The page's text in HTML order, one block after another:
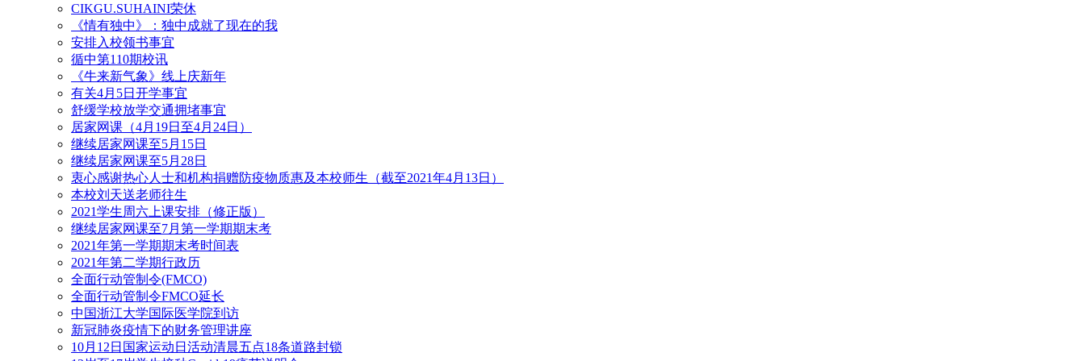
CIKGU.SUHAINI荣休
《情有独中》：独中成就了现在的我
安排入校领书事宜
循中第110期校讯
《牛来新气象》线上庆新年
有关4月5日开学事宜
舒缓学校放学交通拥堵事宜
居家网课（4月19日至4月24日）
继续居家网课至5月15日
继续居家网课至5月28日
衷心感谢热心人士和机构捐赠防疫物质惠及本校师生（截至2021年4月13日）
本校刘天送老师往生
2021学生周六上课安排（修正版）
继续居家网课至7月第一学期期末考
2021年第一学期期末考时间表
2021年第二学期行政历
全面行动管制令(FMCO)
全面行动管制令FMCO延长
中国浙江大学国际医学院到访
新冠肺炎疫情下的财务管理讲座
10月12日国家运动日活动清晨五点18条道路封锁